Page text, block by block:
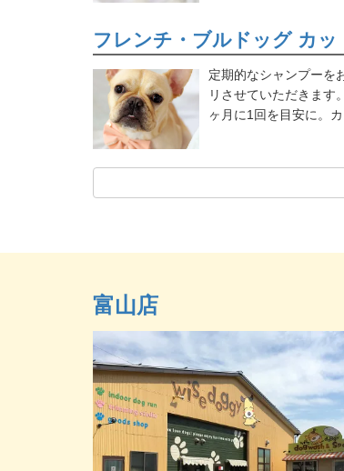
フレンチ・ブルドッグ カッ
定期的なシャンプーを
リさせていただきます
ヶ月に1回を目安に。
富山店